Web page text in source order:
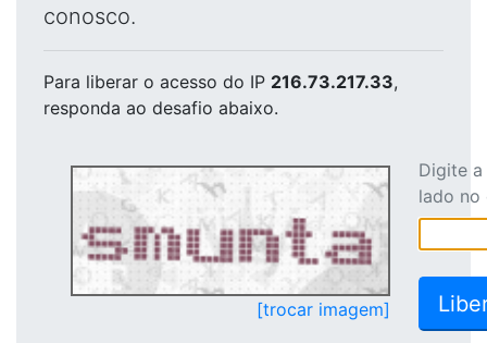
conosco.
Para liberar o acesso do IP 216.73.217.33,
responda ao desafio abaixo.
[trocar imagem]
Digite
lado no